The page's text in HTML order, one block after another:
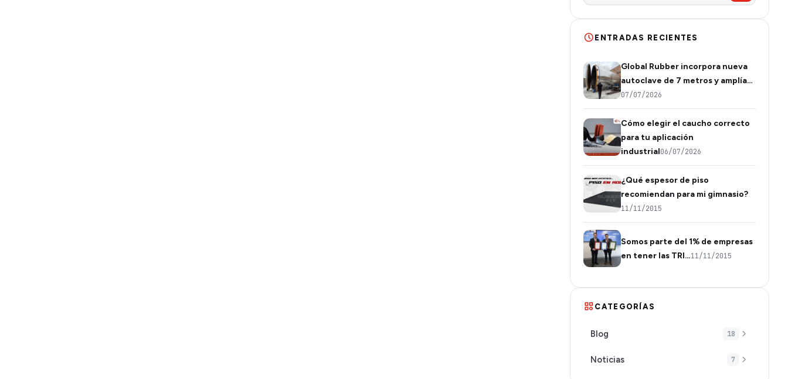
ENTRADAS RECIENTES
Global Rubber incorpora nueva
autoclave de 7 metros y amplía…
07/07/2026
Cómo elegir el caucho correcto
para tu aplicación
industrial06/07/2026
¿Qué espesor de piso
recomiendan para mi gimnasio?
11/11/2015
Somos parte del 1% de empresas
en tener las TRI…11/11/2015
CATEGORÍAS
Blog 18
Noticias 7